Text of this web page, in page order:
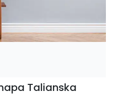
Talianska